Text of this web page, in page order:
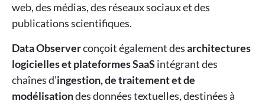
web, des médias, des réseaux sociaux et des
publications scientifiques.
Data Observerconçoit également desarchitectures
logicielles et plateformes SaaS intégrant des
chaînes d’ingestion, de traitement et de
modélisationdes données textuelles, destinées à